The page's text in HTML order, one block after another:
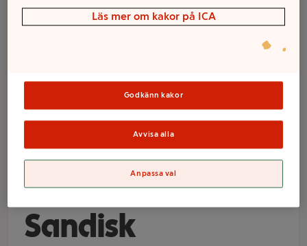
USB minne 3.0
Ultra 128GB
Sandisk
Läs mer om kakor på ICA
Godkänn kakor
Avvisa alla
Anpassa val